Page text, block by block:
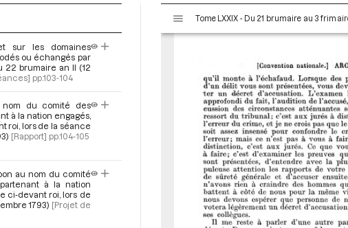
sur les domaines
ou échangés par
brumaire an II (12
pp.103-104
nom du comité des
à la nation engagés,
roi, lors de la séance
[Rapport] pp.104-105
au nom du comité
à la nation
ci-devant roi, lors de
1793) [Projet de
s
Tome LXXIX - Du 21 brumaire au 3